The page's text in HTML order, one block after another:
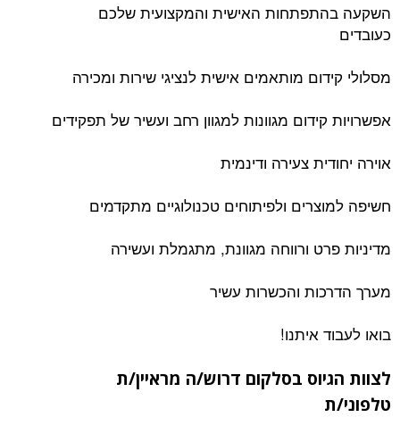
האישית והמקצועית שלכם
מותאמים אישית לנציגי שירות ומכירה
מגוונות למגוון רחב ועשיר של תפקידים
צעירה ודינמית
ולפיתוחים טכנולוגיים מתקדמים
ורווחה מגוונת, מתגמלת ועשירה
והכשרות עשיר
איתנו!
בסלקום דרוש/ה מראיין/ת